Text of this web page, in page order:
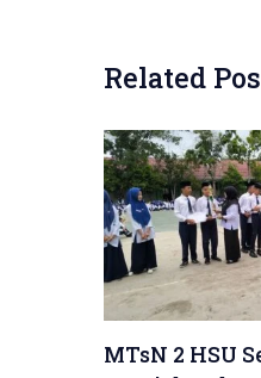
Related
MTsN 2 HSU